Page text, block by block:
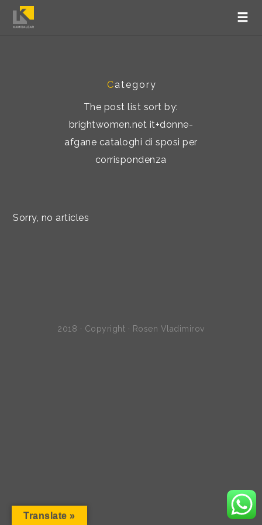
Category
The post list sort by:
brightwomen.net it+donne-
afgane cataloghi di sposi per
corrispondenza
Sorry, no articles
2018 · Copyright · Rosen Vladimirov
Translate »